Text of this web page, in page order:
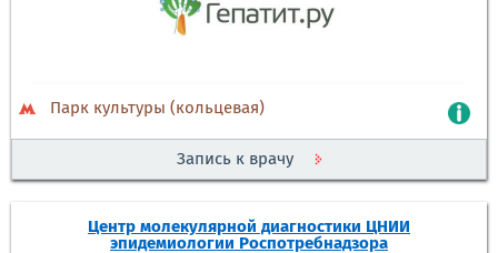
Парк культуры (кольцевая)
Запись к врачу
Центр молекулярной диагностики ЦНИИ
эпидемиологии Роспотребнадзора